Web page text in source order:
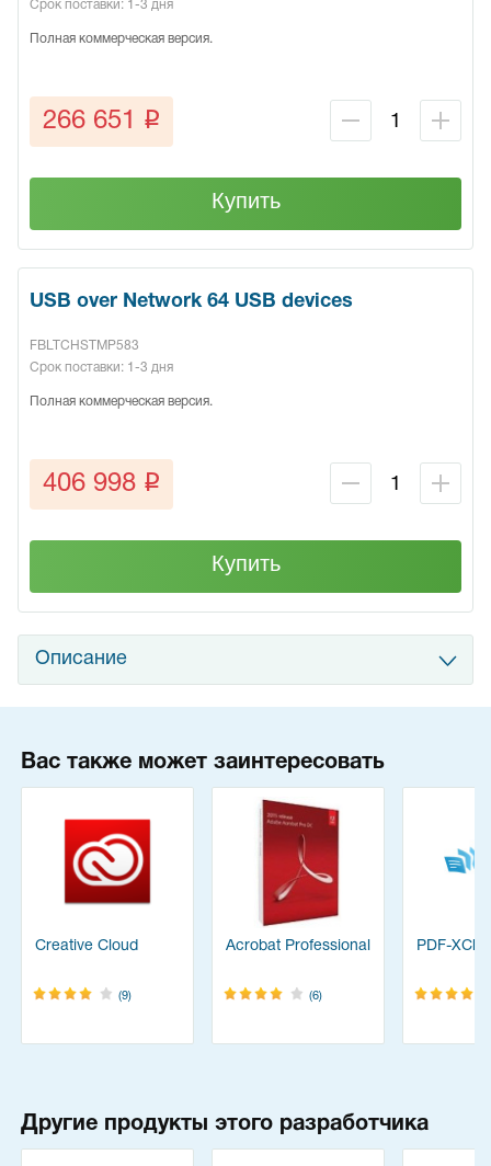
Срок поставки: 1-3 дня
Полная коммерческая версия.
266 651 q
Купить
USB over Network 64 USB devices
FBLTCHSTMP583
Срок поставки: 1-3 дня
Полная коммерческая версия.
406 998 q
Купить
Описание
Вас также может заинтересовать
Creative Cloud
(9)
Acrobat Professional
(6)
PDF-
Другие продукты этого разработчика